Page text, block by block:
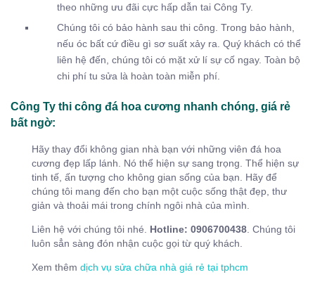
theo những ưu đãi cực hấp dẫn tai Công Ty.
Chúng tôi có bảo hành sau thi công. Trong bảo hành,
nếu óc bất cứ điều gì sơ suất xảy ra. Quý khách có thể
liên hệ đến, chúng tôi có mặt xử lí sự cố ngay. Toàn bộ
chi phí tu sửa là hoàn toàn miễn phí.
Công Ty thi công đá hoa cương nhanh chóng, giá rẻ
bất ngờ:
Hãy thay đổi không gian nhà bạn với những viên đá hoa
cương đẹp lấp lánh. Nó thể hiện sự sang trọng. Thể hiện sự
tinh tế, ấn tượng cho không gian sống của bạn. Hãy để
chúng tôi mang đến cho bạn một cuộc sống thật đẹp, thư
giản và thoải mái trong chính ngôi nhà của mình.
Liên hệ với chúng tôi nhé. Hotline: 0906700438 . Chúng tôi
luôn sẳn sàng đón nhận cuộc gọi từ quý khách.
Xem thêm dịch vụ sửa chữa nhà giá rẻ tại tphcm